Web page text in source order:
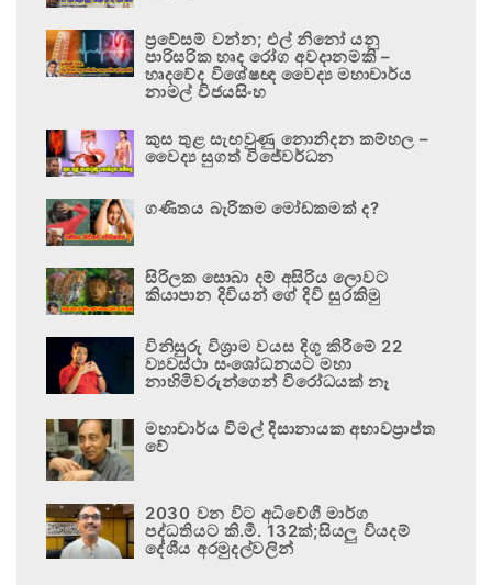
ප්‍රවේසම් වන්න; එල් නිනෝ යනු
පාරිසරික හෘද රෝග අවදානමකි –
හෘදවේද විශේෂඥ වෛද්‍ය මහාචාර්ය
නාමල් විජයසිංහ
කුස තුළ සැඟවුණු නොනිදන කම්හල –
වෛද්‍ය සුගත් විජේවර්ධන
ගණිතය බැරිකම මෝඩකමක් ද?
සිරිලක සොබා දම් අසිරිය ලොවට
කියාපාන දිවියන් ගේ දිවි සුරකිමු
විනිසුරු විශ්‍රාම වයස දිගු කිරීමේ 22
ව්‍යවස්ථා සංශෝධනයට මහා
නාහිමිවරුන්ගෙන් විරෝධයක් නෑ
මහාචාර්ය විමල් දිසානායක අභාවප්‍රාප්ත
වේ
2030 වන විට අධිවේගී මාර්ග
පද්ධතියට කි.මී. 132ක්;සියලු වියදම්
දේශීය අරමුදල්වලින්